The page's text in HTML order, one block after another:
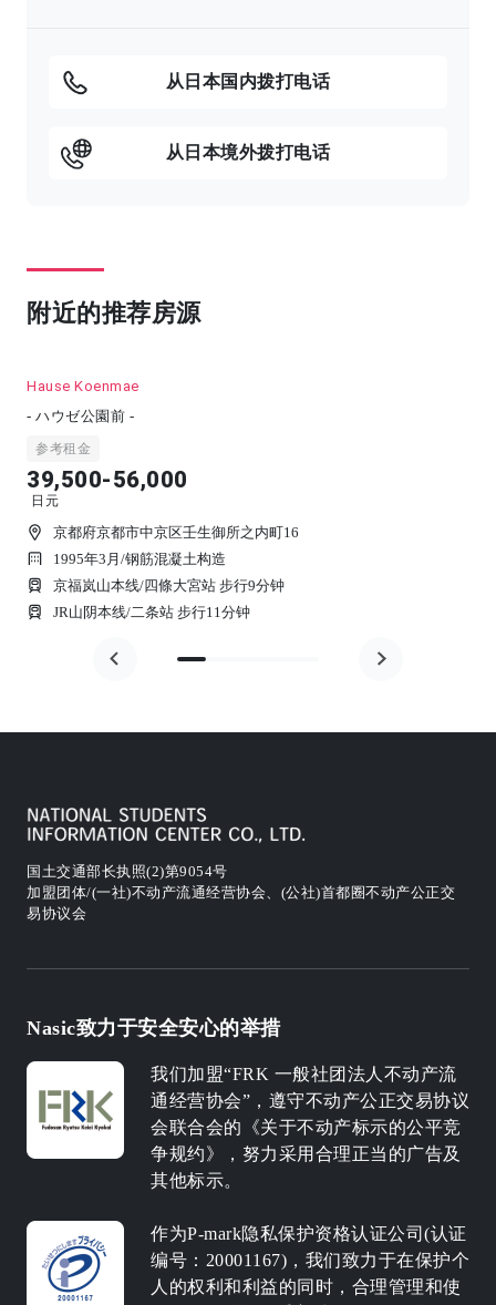
从日本国内拨打电话
从日本境外拨打电话
附近的推荐房源
Hause Koenmae
- ハウゼ公園前 -
参考租金
39,500-56,000
日元
京都府京都市中京区壬生御所之内町16
1995年3月 /钢筋混凝土构造
京福岚山本线/四條大宮站 步行9分钟
JR山阴本线/二条站 步行11分钟
国土交通部长执照(2)第9054号
加盟团体/(一社)不动产流通经营协会、(公社)首都圈不动产公正交
易协议会
Nasic致力于安全安心的举措
我们加盟“FRK 一般社团法人不动产流
通经营协会”，遵守不动产公正交易协议
会联合会的《关于不动产标示的公平竞
争规约》，努力采用合理正当的广告及
其他标示。
作为P-mark隐私保护资格认证公司(认证
编号：20001167)，我们致力于在保护个
人的权利和利益的同时，合理管理和使